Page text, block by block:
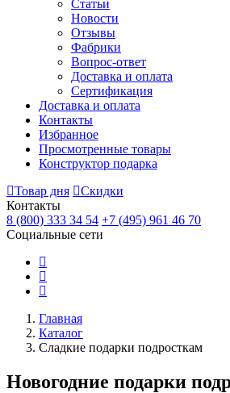
Статьи
Новости
Отзывы
Фабрики
Вопрос-ответ
Доставка и оплата
Сертификация
Доставка и оплата
Контакты
Избранное
Просмотренные товары
Конструктор подарка
Товар дня
Скидки
Контакты
8 (800) 333 34 54 +7 (495) 961 46 70
Социальные сети
Главная
Каталог
Сладкие подарки подросткам
Новогодние подарки